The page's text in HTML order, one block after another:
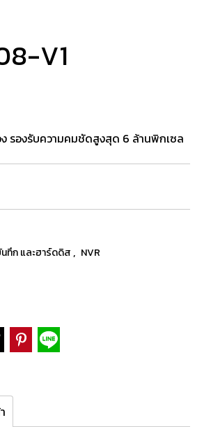
V1
รองรับความคมชัดสูงสุด 6 ล้านพิกเซล
ทึก และฮาร์ดดิส , NVR